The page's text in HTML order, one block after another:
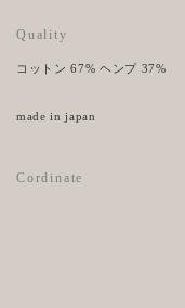
Quality
コットン 67% ヘンプ 37%
made in japan
Cordinate